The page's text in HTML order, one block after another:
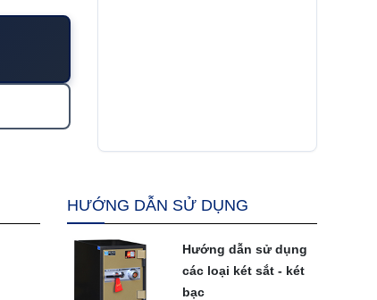
HƯỚNG DẪN SỬ DỤNG
Hướng dẫn sử dụng
các loại két sắt - két
bạc